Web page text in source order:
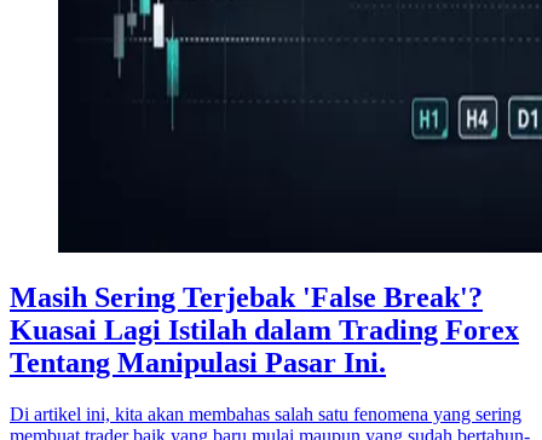
Masih Sering Terjebak 'False Break'?
Kuasai Lagi Istilah dalam Trading Forex
Tentang Manipulasi Pasar Ini.
Di artikel ini, kita akan membahas salah satu fenomena yang sering